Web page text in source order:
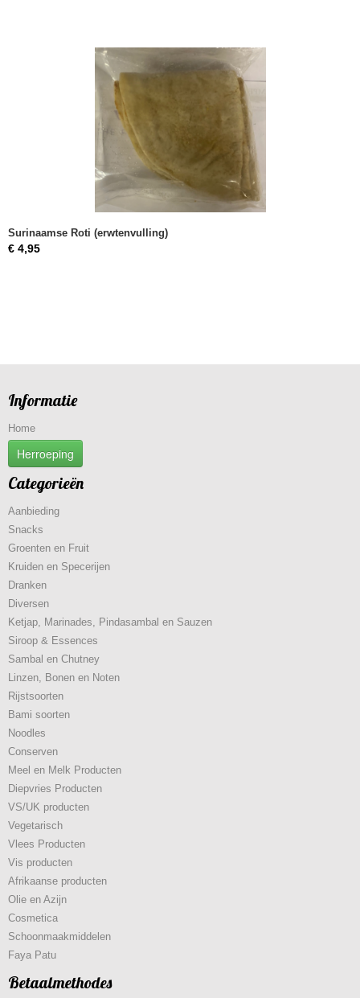
Surinaamse Roti (erwtenvulling)
€ 4,95
Informatie
Home
Herroeping
Categorieën
Aanbieding
Snacks
Groenten en Fruit
Kruiden en Specerijen
Dranken
Diversen
Ketjap, Marinades, Pindasambal en Sauzen
Siroop & Essences
Sambal en Chutney
Linzen, Bonen en Noten
Rijstsoorten
Bami soorten
Noodles
Conserven
Meel en Melk Producten
Diepvries Producten
VS/UK producten
Vegetarisch
Vlees Producten
Vis producten
Afrikaanse producten
Olie en Azijn
Cosmetica
Schoonmaakmiddelen
Faya Patu
Betaalmethodes